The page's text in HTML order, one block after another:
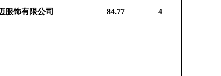
服饰有限公司 84.77 4